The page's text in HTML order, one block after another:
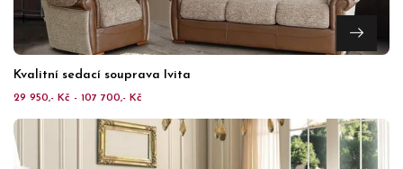
Kvalitní sedací souprava Ivita
29 950,- Kč - 107 700,- Kč